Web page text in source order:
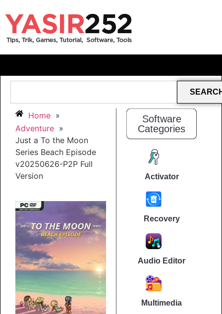
Home »
Adventure »
Just a To the Moon
Series Beach Episode
v20250626-P2P Full
Version
Software
Categories
Activator
Recovery
Audio Editor
Multimedia